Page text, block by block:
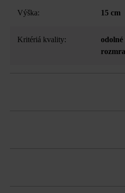
Výška: 15 cm
Kritériá kvality:
3-